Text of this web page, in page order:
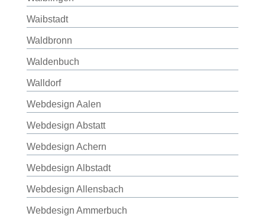
Waibstadt
Waldbronn
Waldenbuch
Walldorf
Webdesign Aalen
Webdesign Abstatt
Webdesign Achern
Webdesign Albstadt
Webdesign Allensbach
Webdesign Ammerbuch